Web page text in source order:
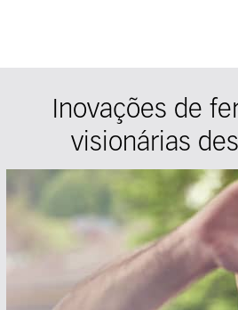
Inovações de
visionárias